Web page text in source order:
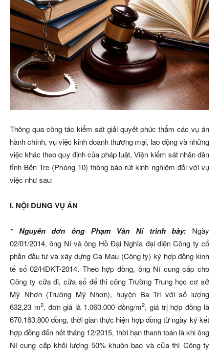
Thông qua công tác kiểm sát giải quyết phúc thẩm các vụ án
hành chính, vụ việc kinh doanh thương mại, lao động và những
việc khác theo quy định của pháp luật, Viện kiểm sát nhân dân
tỉnh Bến Tre (Phòng 10) thông báo rút kinh nghiệm đối với vụ
việc như sau:
I. NỘI DUNG VỤ ÁN
* Nguyên đơn ông Phạm Văn Ní trình bày: Ngày
02/01/2014, ông Ní và ông Hồ Đại Nghĩa đại diện Công ty cổ
phần đầu tư và xây dựng Cà Mau (Công ty) ký hợp đồng kinh
tế số 02/HĐKT-2014. Theo hợp đồng, ông Ní cung cấp cho
Công ty cửa đi, cửa sổ để thi công Trường Trung học cơ sở
Mỹ Nhơn (Trường Mỹ Nhơn), huyện Ba Tri với số lượng
632,23 m2, đơn giá là 1.060.000 đồng/m2, giá trị hợp đồng là
670.163.800 đồng, thời gian thực hiện hợp đồng từ ngày ký kết
hợp đồng đến hết tháng 12/2015, thời hạn thanh toán là khi ông
Ní cung cấp khối lượng 50% khuôn bao và cửa thì Công ty